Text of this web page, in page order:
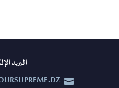
البريد

